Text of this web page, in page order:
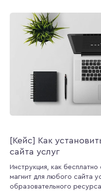
[Кейс] Как
сайта услуг
Инструкция, как
магнит для любого сайта
образовательного